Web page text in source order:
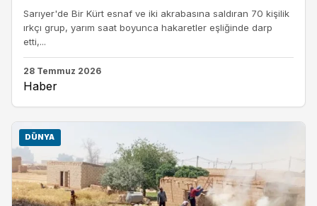
Sarıyer'de Bir Kürt esnaf ve iki akrabasına saldıran 70 kişilik
ırkçı grup, yarım saat boyunca hakaretler eşliğinde darp
etti,...
28 Temmuz 2026
Haber
DÜNYA